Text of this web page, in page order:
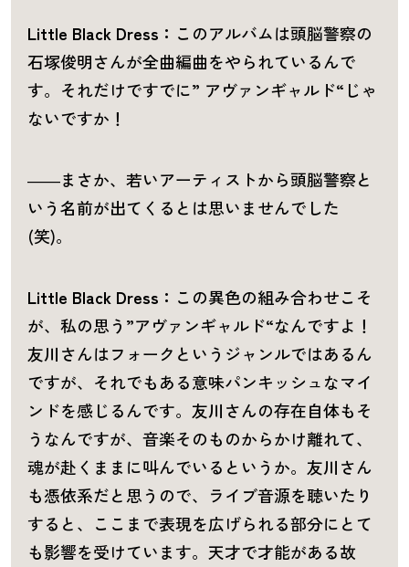
Little Black Dress： このアルバムは頭脳警察の
石塚俊明さんが全曲編曲をやられているんで
す。それだけですでに” アヴァンギャルド“じゃ
ないですか！
――まさか、若いアーティストから頭脳警察と
いう名前が出てくるとは思いませんでした
(笑)。
Little Black Dress： この異色の組み合わせこそ
が、私の思う”アヴァンギャルド“なんですよ！
友川さんはフォークというジャンルではあるん
ですが、それでもある意味パンキッシュなマイ
ンドを感じるんです。友川さんの存在自体もそ
うなんですが、音楽そのものからかけ離れて、
魂が赴くままに叫んでいるというか。友川さん
も憑依系だと思うので、ライブ音源を聴いたり
すると、ここまで表現を広げられる部分にとて
も影響を受けています。天才で才能がある故